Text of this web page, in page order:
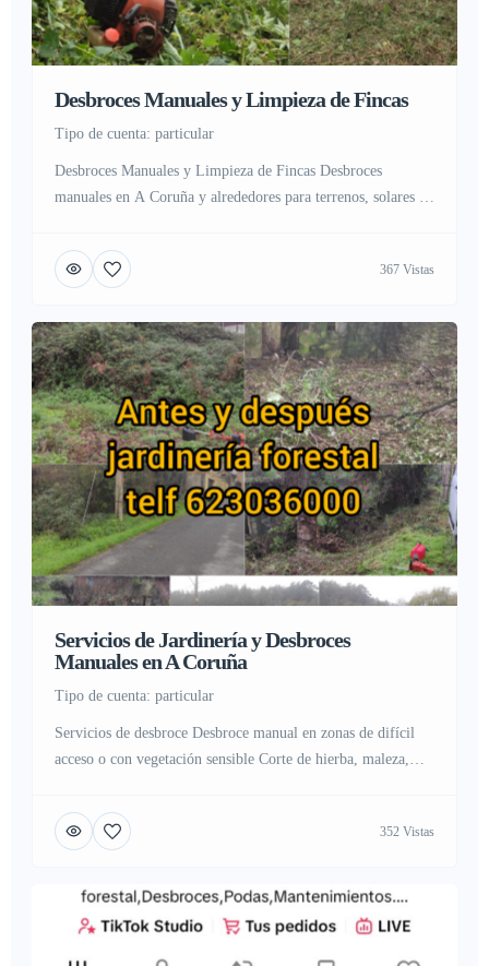
Desbroces Manuales y Limpieza de Fincas
tipo de cuenta: particular
Desbroces Manuales y Limpieza de Fincas Desbroces
manuales en A Coruña y alrededores para terrenos, solares y
de incendios forestales mediante desbroces en zonas rurales y
periurbanas. Eliminación de hierba en caminos, muros y
con experiencia y formación […]
367 Vistas
Servicios de Jardinería y Desbroces
Manuales en A Coruña
tipo de cuenta: particular
Servicios de desbroce Desbroce manual en zonas de difícil
acceso o con vegetación sensible Corte de hierba, maleza,
muros y cunetas Limpieza de parcelas urbanas o rústicas
Trabajos de prevención de incendios forestales Contamos con
maquinaria específica (desbrozadoras, cortacéspedes, […]
352 Vistas